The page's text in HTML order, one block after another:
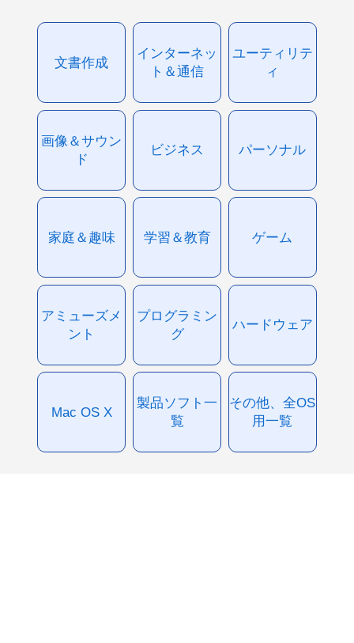
文書作成
インターネッ
ト＆通信
ユーティリテ
ィ
画像＆サウン
ド
ビジネス パーソナル
家庭＆趣味 学習＆教育 ゲーム
アミューズメ
ント
プログラミン
グ
ハードウェア
Mac OS X
製品ソフト一
覧
その他、全OS
用一覧